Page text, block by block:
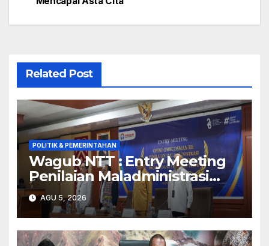
Related Post
POLITIK & PEMERINTAHAN
Wagub NTT : Entry Meeting
Penilaian Maladministrasi
Penyelenggaraan Pelayanan
Publik Tahun 2026 Jadi
Momentum Perbaikan
Kualitas Layanan
AGU 5, 2026